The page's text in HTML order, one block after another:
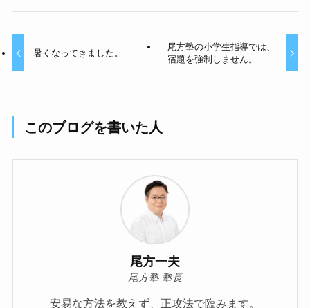
暑くなってきました。
尾方塾の小学生指導では、
宿題を強制しません。
このブログを書いた人
尾方一夫
尾方塾 塾長
安易な方法を教えず、正攻法で臨みます。